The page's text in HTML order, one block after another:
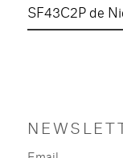
SF43C2P de